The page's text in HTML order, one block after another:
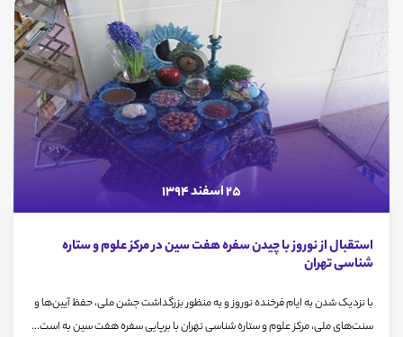
25 اسفند 1394
استقبال از نوروز با چیدن سفره هفت سین در مرکز علوم و ستاره
شناسی تهران
با نزدیک شدن به ایام فرخنده نوروز و به منظور بزرگداشت جشن ملی، حفظ آیین‌ها و
سنت‌های ملی، مرکز علوم و ستاره شناسی تهران با برپایی سفره هفت سین به است...